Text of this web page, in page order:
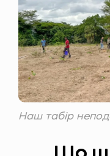
Наш табір